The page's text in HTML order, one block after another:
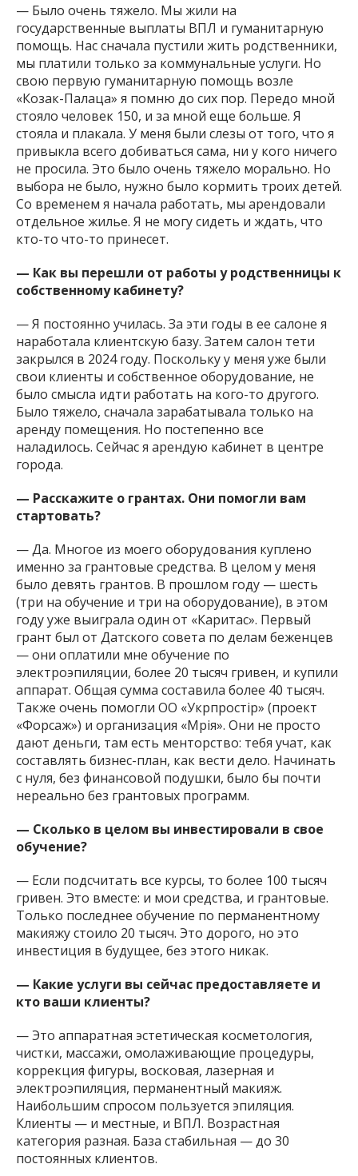
— Было очень тяжело. Мы жили на
государственные выплаты ВПЛ и гуманитарную
помощь. Нас сначала пустили жить родственники,
мы платили только за коммунальные услуги. Но
свою первую гуманитарную помощь возле
«Козак-Палаца» я помню до сих пор. Передо мной
стояло человек 150, и за мной еще больше. Я
стояла и плакала. У меня были слезы от того, что я
привыкла всего добиваться сама, ни у кого ничего
не просила. Это было очень тяжело морально. Но
выбора не было, нужно было кормить троих детей.
Со временем я начала работать, мы арендовали
отдельное жилье. Я не могу сидеть и ждать, что
кто-то что-то принесет.
— Как вы перешли от работы у родственницы к
собственному кабинету?
— Я постоянно училась. За эти годы в ее салоне я
наработала клиентскую базу. Затем салон тети
закрылся в 2024 году. Поскольку у меня уже были
свои клиенты и собственное оборудование, не
было смысла идти работать на кого-то другого.
Было тяжело, сначала зарабатывала только на
аренду помещения. Но постепенно все
наладилось. Сейчас я арендую кабинет в центре
города.
— Расскажите о грантах. Они помогли вам
стартовать?
— Да. Многое из моего оборудования куплено
именно за грантовые средства. В целом у меня
было девять грантов. В прошлом году — шесть
(три на обучение и три на оборудование), в этом
году уже выиграла один от «Каритас». Первый
грант был от Датского совета по делам беженцев
— они оплатили мне обучение по
электроэпиляции, более 20 тысяч гривен, и купили
аппарат. Общая сумма составила более 40 тысяч.
Также очень помогли ОО «Укрпростір» (проект
«Форсаж») и организация «Мрія». Они не просто
дают деньги, там есть менторство: тебя учат, как
составлять бизнес-план, как вести дело. Начинать
с нуля, без финансовой подушки, было бы почти
нереально без грантовых программ.
— Сколько в целом вы инвестировали в свое
обучение?
— Если подсчитать все курсы, то более 100 тысяч
гривен. Это вместе: и мои средства, и грантовые.
Только последнее обучение по перманентному
макияжу стоило 20 тысяч. Это дорого, но это
инвестиция в будущее, без этого никак.
— Какие услуги вы сейчас предоставляете и
кто ваши клиенты?
— Это аппаратная эстетическая косметология,
чистки, массажи, омолаживающие процедуры,
коррекция фигуры, восковая, лазерная и
электроэпиляция, перманентный макияж.
Наибольшим спросом пользуется эпиляция.
Клиенты — и местные, и ВПЛ. Возрастная
категория разная. База стабильная — до 30
постоянных клиентов.